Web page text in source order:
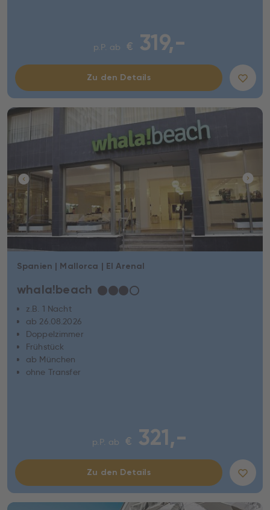
p.P. ab € 319,-
Zu den Details
Spanien | Mallorca | El Arenal
whala!beach ★★★☆
z.B. 1 Nacht
ab 26.08.2026
Doppelzimmer
Frühstück
ab München
ohne Transfer
p.P. ab € 321,-
Zu den Details